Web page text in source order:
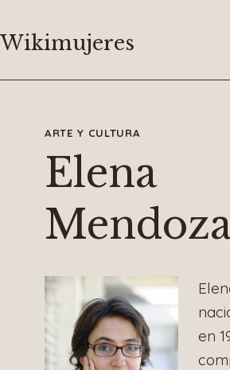
al
Wikimujeres
ARTE Y CULTURA
Elena
en